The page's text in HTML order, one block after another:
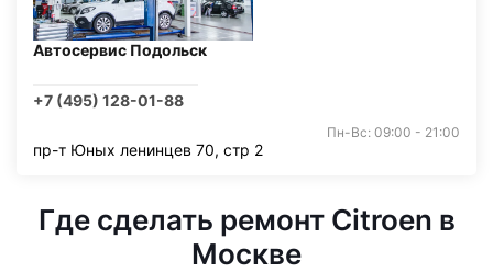
Автосервис Подольск
+7 (495) 128-01-88
Пн-Вс: 09:00 - 21:00
пр-т Юных ленинцев 70, стр 2
Где сделать ремонт Citroen в
Москве